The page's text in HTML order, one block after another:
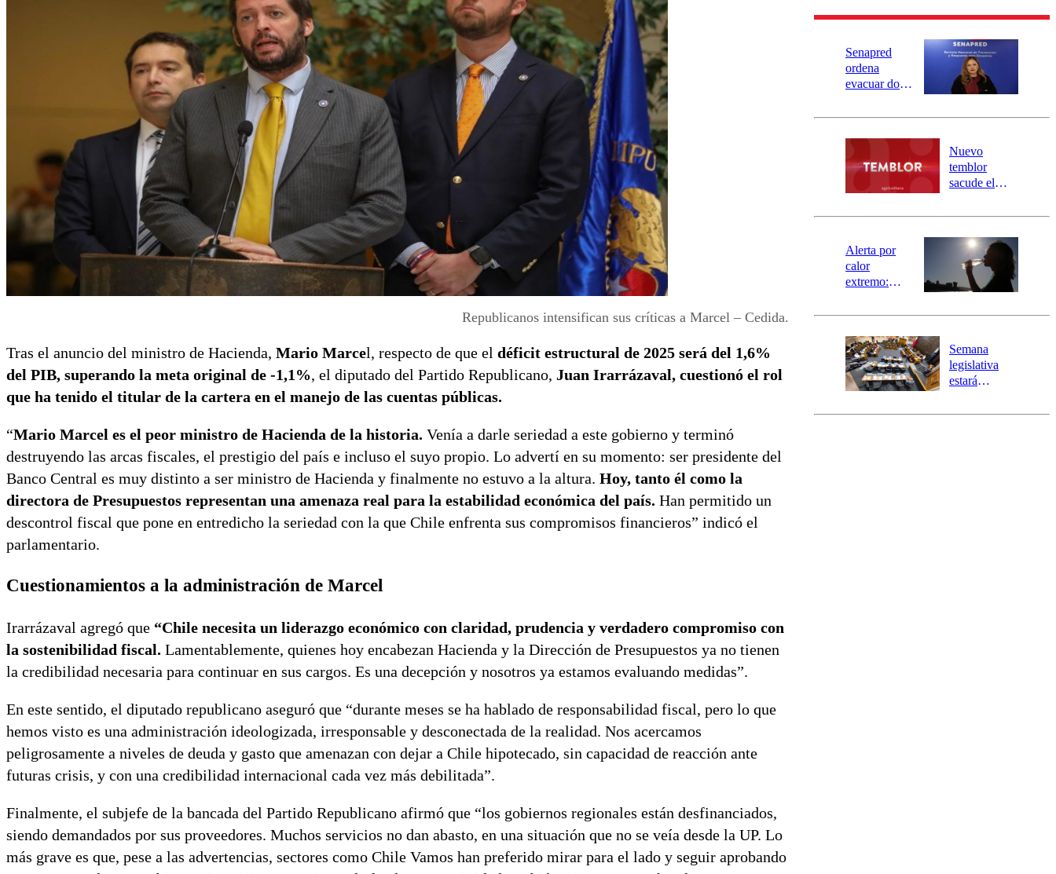
Republicanos intensifican sus críticas a Marcel – Cedida.
Tras el anuncio del ministro de Hacienda, Mario Marcel, respecto de que el déficit estructural de 2025 será del 1,6%
del PIB, superando la meta original de -1,1%, el diputado del Partido Republicano, Juan Irarrázaval, cuestionó el rol
que ha tenido el titular de la cartera en el manejo de las cuentas públicas.
“Mario Marcel es el peor ministro de Hacienda de la historia. Venía a darle seriedad a este gobierno y terminó
destruyendo las arcas fiscales, el prestigio del país e incluso el suyo propio. Lo advertí en su momento: ser presidente del
Banco Central es muy distinto a ser ministro de Hacienda y finalmente no estuvo a la altura. Hoy, tanto él como la
directora de Presupuestos representan una amenaza real para la estabilidad económica del país. Han permitido un
descontrol fiscal que pone en entredicho la seriedad con la que Chile enfrenta sus compromisos financieros” indicó el
parlamentario.
Cuestionamientos a la administración de Marcel
Irarrázaval agregó que “Chile necesita un liderazgo económico con claridad, prudencia y verdadero compromiso con
la sostenibilidad fiscal. Lamentablemente, quienes hoy encabezan Hacienda y la Dirección de Presupuestos ya no tienen
la credibilidad necesaria para continuar en sus cargos. Es una decepción y nosotros ya estamos evaluando medidas”.
En este sentido, el diputado republicano aseguró que “durante meses se ha hablado de responsabilidad fiscal, pero lo que
hemos visto es una administración ideologizada, irresponsable y desconectada de la realidad. Nos acercamos
peligrosamente a niveles de deuda y gasto que amenazan con dejar a Chile hipotecado, sin capacidad de reacción ante
futuras crisis, y con una credibilidad internacional cada vez más debilitada”.
Finalmente, el subjefe de la bancada del Partido Republicano afirmó que “los gobiernos regionales están desfinanciados,
siendo demandados por sus proveedores. Muchos servicios no dan abasto, en una situación que no se veía desde la UP. Lo
más grave es que, pese a las advertencias, sectores como Chile Vamos han preferido mirar para el lado y seguir aprobando
Senapred
ordena
evacuar dos
Carahue por
río Damas:
activa
mensajería
SAE
Nuevo
temblor
sacude el
revisa la
epicentro
Alerta por
calor
extremo:
activa Alerta
Preventiva en
tres comunas
Semana
legislativa
estará
el fin de la